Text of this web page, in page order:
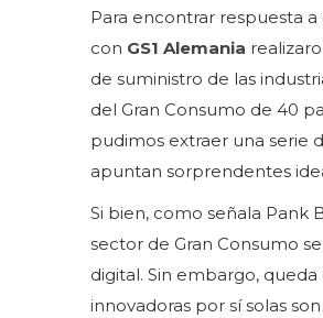
Para encontrar respuesta
con GS1 Alemania
de suministro de las
del Gran Consumo de 40
pudimos extraer una serie
apuntan sorprendentes
Si bien, como señala Pank
sector de Gran Consumo
digital. Sin embargo,
innovadoras por sí solas